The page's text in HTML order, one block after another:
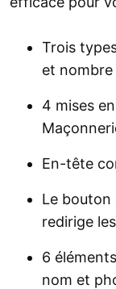
Trois
et nombre
4 mises
En-tête
Le bouton
redirige
6
nom et